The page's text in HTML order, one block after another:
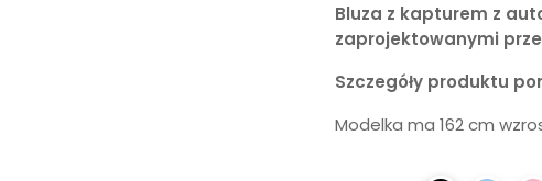
Bluza z kapturem z
zaprojektowanymi przez
Szczegóły produktu
Modelka ma 162 cm